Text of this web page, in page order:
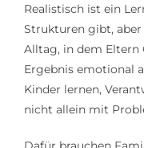
Realistisch ist ein
Strukturen gibt, aber
Alltag, in dem Eltern
Ergebnis emotional
Kinder lernen,
nicht allein mit